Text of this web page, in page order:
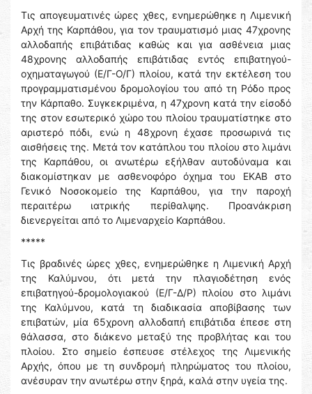
Τις απογευματινές ώρες χθες, ενημερώθηκε η Λιμενική
Αρχή της Καρπάθου, για τον τραυματισμό μιας 47χρονης
αλλοδαπής επιβάτιδας καθώς και για ασθένεια μιας
48χρονης αλλοδαπής επιβάτιδας εντός επιβατηγού-
οχηματαγωγού (Ε/Γ-Ο/Γ) πλοίου, κατά την εκτέλεση του
προγραμματισμένου δρομολογίου του από τη Ρόδο προς
την Κάρπαθο. Συγκεκριμένα, η 47χρονη κατά την είσοδό
της στον εσωτερικό χώρο του πλοίου τραυματίστηκε στο
αριστερό πόδι, ενώ η 48χρονη έχασε προσωρινά τις
αισθήσεις της. Μετά τον κατάπλου του πλοίου στο λιμάνι
της Καρπάθου, οι ανωτέρω εξήλθαν αυτοδύναμα και
διακομίστηκαν με ασθενοφόρο όχημα του ΕΚΑΒ στο
Γενικό Νοσοκομείο της Καρπάθου, για την παροχή
περαιτέρω ιατρικής περίθαλψης. Προανάκριση
διενεργείται από το Λιμεναρχείο Καρπάθου.
*****
Τις βραδινές ώρες χθες, ενημερώθηκε η Λιμενική Αρχή
της Καλύμνου, ότι μετά την πλαγιοδέτηση ενός
επιβατηγού-δρομολογιακού (Ε/Γ-Δ/Ρ) πλοίου στο λιμάνι
της Καλύμνου, κατά τη διαδικασία αποβίβασης των
επιβατών, μία 65χρονη αλλοδαπή επιβάτιδα έπεσε στη
θάλασσα, στο διάκενο μεταξύ της προβλήτας και του
πλοίου. Στο σημείο έσπευσε στέλεχος της Λιμενικής
Αρχής, όπου με τη συνδρομή πληρώματος του πλοίου,
ανέσυραν την ανωτέρω στην ξηρά, καλά στην υγεία της.